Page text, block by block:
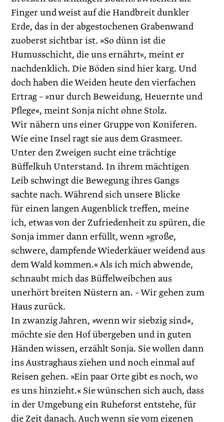
Finger und weist auf die Handbreit dunkler
Erde, das in der abgestochenen Grabenwand
zuoberst sichtbar ist. »So dünn ist die
Humusschicht, die uns ernährt«, meint er
nachdenklich. Die Böden sind hier karg. Und
doch haben die Weiden heute den vierfachen
Ertrag – »nur durch Beweidung, Heuernte und
Pflege«, meint Sonja nicht ohne Stolz.
Wir nähern uns einer Gruppe von Koniferen.
Wie eine Insel ragt sie aus dem Grasmeer.
Unter den Zweigen sucht eine trächtige
Büffelkuh Unterstand. In ihrem mächtigen
Leib schwingt die ­Bewegung ihres Gangs
sachte nach. Während sich unsere Blicke
für einen langen Augenblick treffen, meine
ich, etwas von der Zufriedenheit zu spüren, die
Sonja immer dann erfüllt, wenn »große,
schwere, dampfende Wiederkäuer weidend aus
dem Wald kommen.« Als ich mich abwende,
schnaubt mich das Büffelweibchen aus
unerhört breiten Nüstern an. – Wir gehen zum
Haus zurück.
In zwanzig Jahren, »wenn wir siebzig sind«,
möchte sie den Hof übergeben und in guten
Händen wissen, erzählt Sonja. Sie wollen dann
ins Austraghaus ziehen und noch einmal auf
Reisen gehen. »Ein paar Orte gibt es noch, wo
es uns hinzieht.« Sie wünschen sich auch, dass
in der Umgebung ein Ruheforst entstehe, für
die Zeit danach. Auch wenn sie vom eigenen